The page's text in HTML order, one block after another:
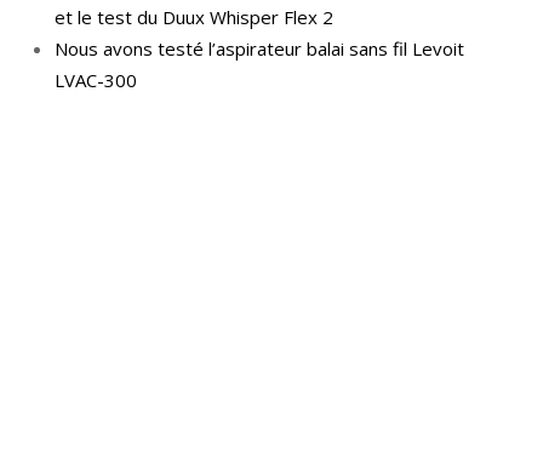
et le test du Duux Whisper Flex 2
Nous avons testé l’aspirateur balai sans fil Levoit
LVAC-300